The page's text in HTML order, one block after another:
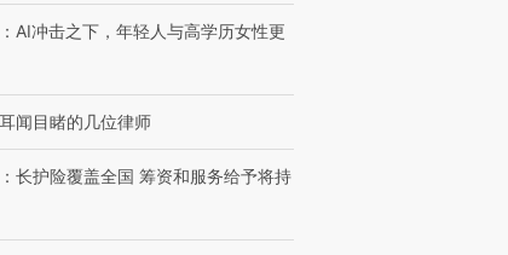
链博
”接产
【特别呈现】寻找100种
有意思的生活方式·第三对
CFO：不靠规模取胜，华
： AI冲击之下，年轻人与高学历女性更
耳闻目睹的几位律师
： 长护险覆盖全国 筹资和服务给予将持